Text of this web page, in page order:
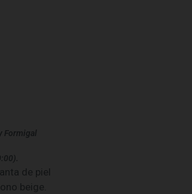
Formigal
de piel
beige.